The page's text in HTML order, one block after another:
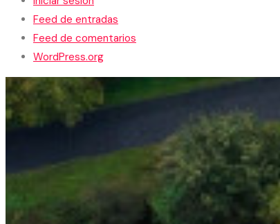
Feed de entradas
Feed de comentarios
WordPress.org